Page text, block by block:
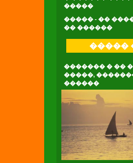
�����
����� - ��
�� ������
�����
������� � ��
�����,
������